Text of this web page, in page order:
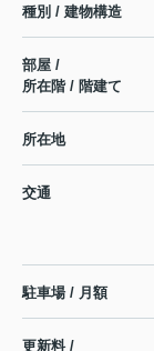
種別 / 建物構造
部屋 /
所在階 / 階建て
所在地
交通
駐車場 / 月額
更新料 /